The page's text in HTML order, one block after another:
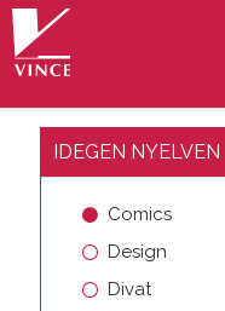
IDEGEN NYELVEN
Comics
Design
Divat